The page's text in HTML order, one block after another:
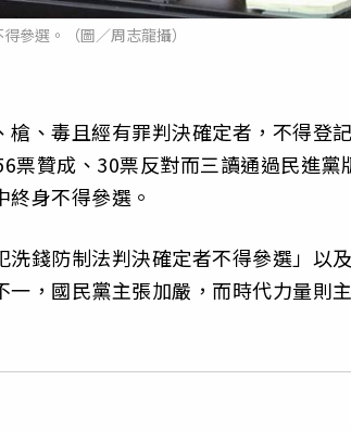
參選。（圖／周志龍攝）
、毒且經有罪判決確定者，不得登
票贊成、30票反對而三讀通過民進黨
身不得參選。
錢防制法判決確定者不得參選」以
一，國民黨主張加嚴，而時代力量則